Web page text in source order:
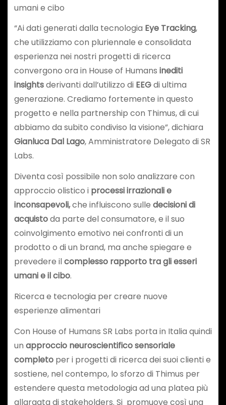
umani e cibo
“Ai dati generati dalla tecnologia Eye Tracking,
che utilizziamo con pluriennale e consolidata
esperienza nei nostri progetti di ricerca
convergono ora in House of Humans inediti
insightsderivanti dall’utilizzo di EEGdi ultima
generazione. Crediamo fortemente in questo
progetto e nella partnership con Thimus, di cui
abbiamo da subito condiviso la visione”, dichiara
Gianluca Dal Lago, Amministratore Delegato di SR
Labs.
Diventa così possibile non solo analizzare con
approccio olistico i processiirrazionali e
inconsapevoli,che influiscono sulle decisioni di
acquistoda parte del consumatore, e il suo
coinvolgimento emotivo nei confronti di un
prodotto o di un brand, ma anche spiegare e
prevedere ilcomplesso rapporto tra gli esseri
umani e il cibo.
Ricerca e tecnologia per creare nuove
esperienze alimentari
Con House of Humans SR Labs porta in Italia quindi
un approccio neuroscientifico sensoriale
completoper i progetti di ricerca dei suoi clienti e
sostiene, nel contempo, lo sforzo di Thimus per
estendere questa metodologia ad una platea più
allargata di stakeholders. Si promuove così una